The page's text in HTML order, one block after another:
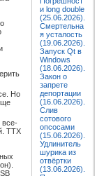
Но
все-
ТТХ
и long double
(25.06.2026).
Смертельна
я усталость
(19.06.2026).
Запуск Qt в
Windows
(18.06.2026).
Закон о
запрете
депортации
(16.06.2026).
Слив
сотового
опсосами
(15.06.2026).
Удлинитель
шурика из
отвёртки
(13.06.2026).